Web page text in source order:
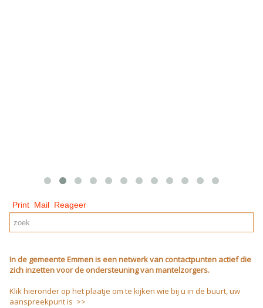
Print Mail Reageer
In de gemeente Emmen is een netwerk van contactpunten actief die
zich inzetten voor de ondersteuning van mantelzorgers.
Klik hieronder op het plaatje om te kijken wie bij u in de buurt, uw
aanspreekpunt is >>